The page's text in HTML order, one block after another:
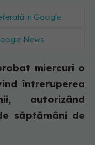
în Google
News
miercuri o
întreruperea
autorizând
săptămâni de